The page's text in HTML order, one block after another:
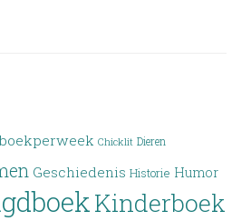
boekperweek Chicklit Dieren
Geschiedenis Historie Humor
Kinderboek